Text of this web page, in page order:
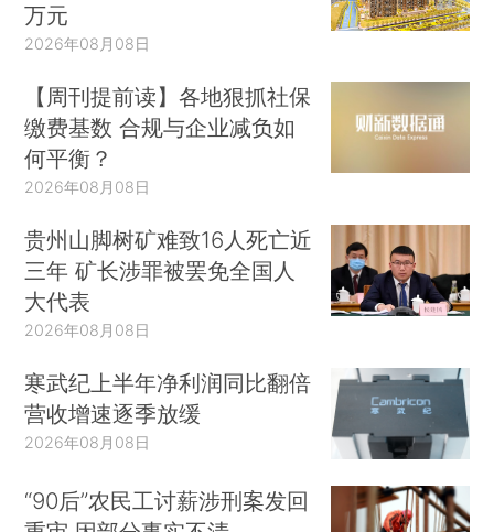
万元
2026年08月08日
【周刊提前读】各地狠抓社保
缴费基数 合规与企业减负如
何平衡？
2026年08月08日
贵州山脚树矿难致16人死亡近
三年 矿长涉罪被罢免全国人
大代表
2026年08月08日
寒武纪上半年净利润同比翻倍
营收增速逐季放缓
2026年08月08日
“90后”农民工讨薪涉刑案发回